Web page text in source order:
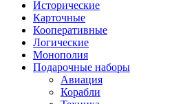
Исторические
Карточные
Кооперативные
Логические
Монополия
Подарочные наборы
Авиация
Корабли